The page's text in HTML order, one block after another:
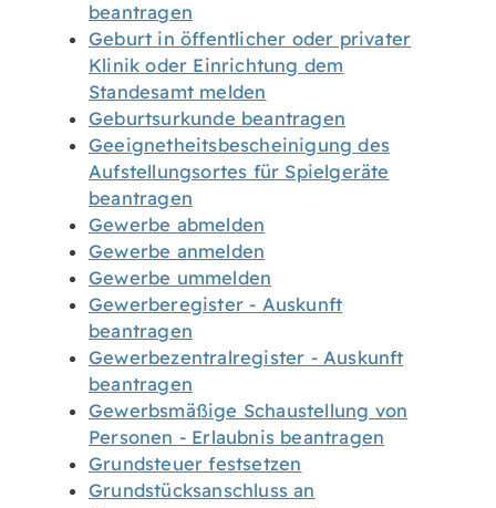
beantragen
Geburt in öffentlicher oder privater
Klinik oder Einrichtung dem
Standesamt melden
Geburtsurkunde beantragen
Geeignetheitsbescheinigung des
Aufstellungsortes für Spielgeräte
beantragen
Gewerbe abmelden
Gewerbe anmelden
Gewerbe ummelden
Gewerberegister - Auskunft
beantragen
Gewerbezentralregister - Auskunft
beantragen
Gewerbsmäßige Schaustellung von
Personen - Erlaubnis beantragen
Grundsteuer festsetzen
Grundstücksanschluss an